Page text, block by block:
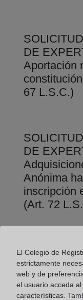
DE
Aportación
67 L.S.C.)
DE
Anónima
inscripción
(Art. 72
DE
El Colegio de
estrictamente
web y de
el usuario acceda
características.